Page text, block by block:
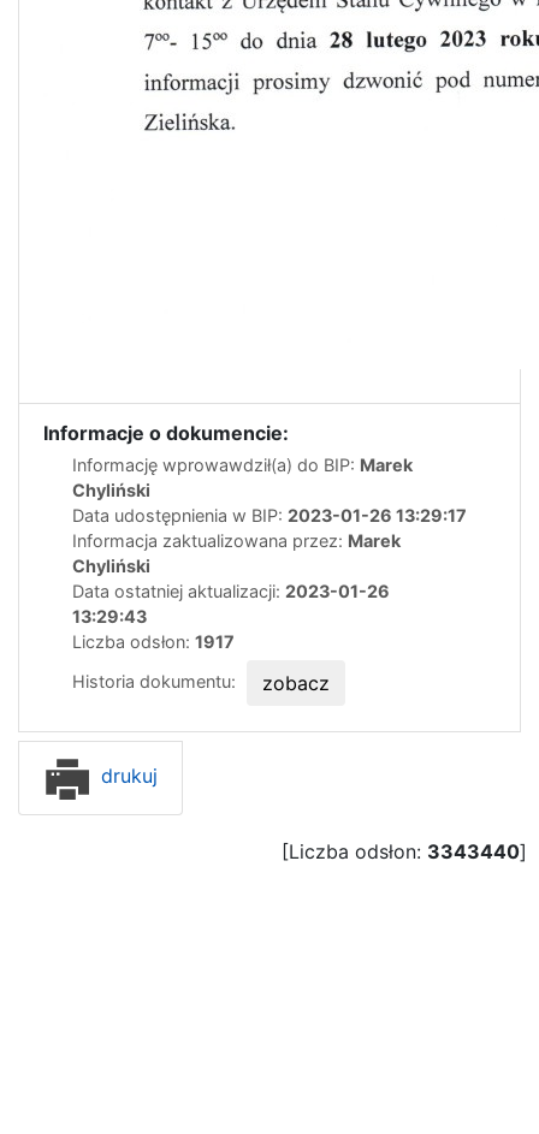
Informacje o dokumencie:
Informację wprowawdził(a) do BIP: Marek
Chyliński
Data udostępnienia w BIP: 2023-01-26 13:29:17
Informacja zaktualizowana przez: Marek
Chyliński
Data ostatniej aktualizacji: 2023-01-26
13:29:43
Liczba odsłon: 1917
Historia dokumentu:
zobacz
drukuj
[Liczba odsłon: 3343440]